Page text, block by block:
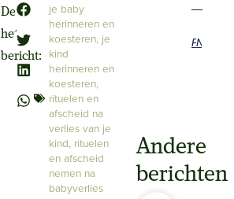
Deel
het
bericht:
je baby
herinneren en
koesteren, je
kind
herinneren en
koesteren,
rituelen en
afscheid na
verlies van je
kind, rituelen
en afscheid
nemen na
babyverlies
Andere
berichten
Previous